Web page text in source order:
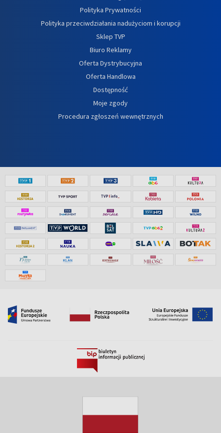
Polityka Prywatności
Polityka przeciwdziałania nadużyciom i korupcji
Sklep TVP
Biuro Reklamy
Oferta Dystrybucyjna
Oferta Handlowa
Dostępność
Moje zgody
Procedura zgłoszeń wewnętrznych